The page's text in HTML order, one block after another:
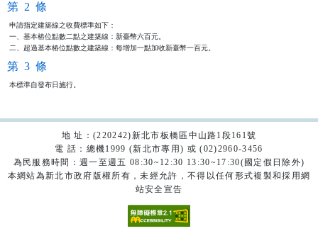
第 2 條
申請指定建築線之收費標準如下：
一、基本樁位點數二點之建築線：新臺幣六百元。
二、超過基本樁位點數之建築線：每增加一點加收新臺幣一百元。
第 3 條
本標準自發布日施行。
地 址：(220242)新北市板橋區中山路1段161號
電 話：總機1999 (新北市專用) 或 (02)2960-3456
為民服務時間：週一至週五 08:30~12:30 13:30~17:30(國定假日除外)
本網站為新北市政府版權所有，未經允許，不得以任何形式複製和採用網
站安全宣告